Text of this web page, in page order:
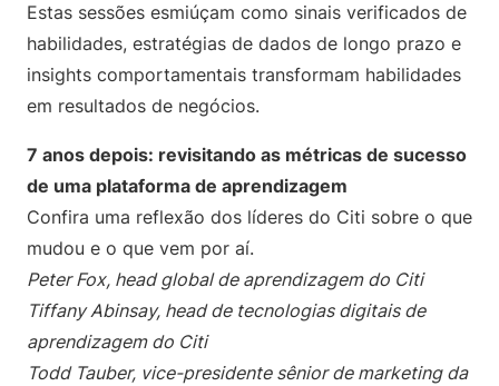
Estas sessões esmiúçam como sinais verificados de
habilidades, estratégias de dados de longo prazo e
insights comportamentais transformam habilidades
em resultados de negócios.
7 anos depois: revisitando as métricas de sucesso
de uma plataforma de aprendizagem
Confira uma reflexão dos líderes do Citi sobre o que
mudou e o que vem por aí.
Peter Fox, head global de aprendizagem do Citi
Tiffany Abinsay, head de tecnologias digitais de
aprendizagem do Citi
Todd Tauber, vice-presidente sênior de marketing da